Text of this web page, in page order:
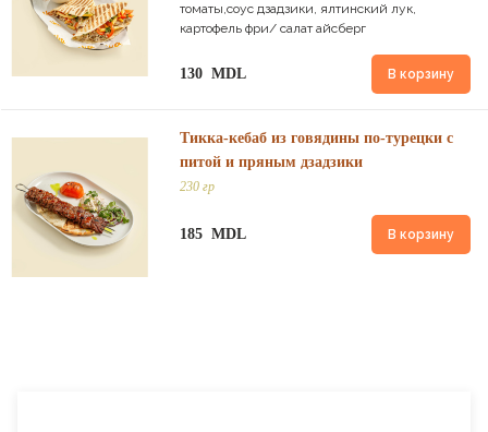
томаты,соус дзадзики, ялтинский лук,
картофель фри/ салат айсберг
130 MDL В корзину
Тикка-кебаб из говядины по-турецки с
питой и пряным дзадзики
230 гр
185 MDL В корзину